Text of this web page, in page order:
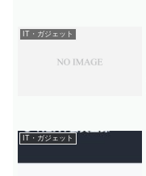
IT・ガジェット
IT・ガジェット